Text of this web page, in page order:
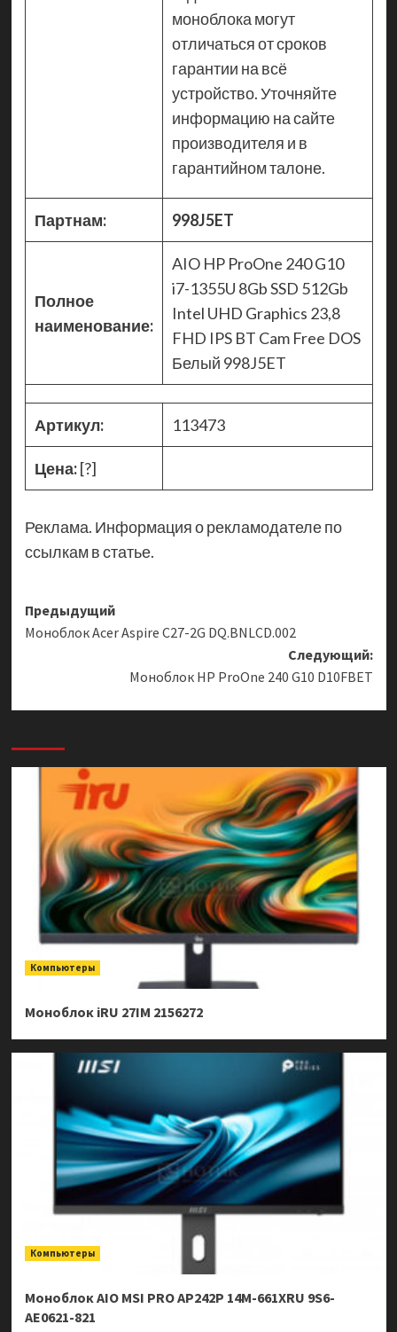
моноблока могут
отличаться от сроков
гарантии на всё
устройство. Уточняйте
информацию на сайте
производителя и в
гарантийном талоне.
Партнам: 998J5ET
Полное
наименование:
AIO HP ProOne 240 G10
i7-1355U 8Gb SSD 512Gb
Intel UHD Graphics 23,8
FHD IPS BT Cam Free DOS
Белый 998J5ET
Артикул: 113473
Цена:[?]
Реклама. Информация о рекламодателе по
ссылкам в статье.
Навигация
записи
Предыдущий
Моноблок Acer Aspire C27-2G DQ.BNLCD.002
Следующий:
Моноблок HP ProOne 240 G10 D10FBET
Компьютеры
Моноблок iRU 27IM 2156272
Компьютеры
Моноблок AIO MSI PRO AP242P 14M-661XRU 9S6-
AE0621-821